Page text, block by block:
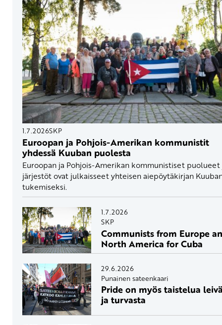
1.7.2026SKP
Euroopan ja Pohjois-Amerikan kommunistit
yhdessä Kuuban puolesta
Euroopan ja Pohjois-Amerikan kommunistiset puolueet
järjestöt ovat julkaisseet yhteisen aiepöytäkirjan
tukemiseksi.
1.7.2026
SKP
Communists from Europe
North America for Cuba
29.6.2026
Punainen sateenkaari
Pride on myös taistelua
ja turvasta